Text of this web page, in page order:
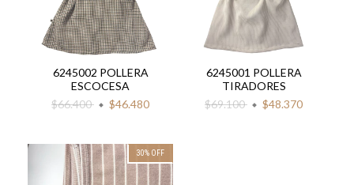
6245002 POLLERA
ESCOCESA
$66.400
$46.480
6245001 POLLERA
TIRADORES
$69.100
$48.370
30% OFF